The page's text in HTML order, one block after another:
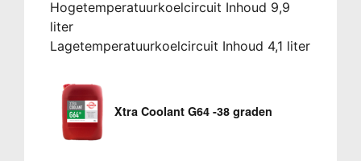
Hogetemperatuurkoelcircuit Inhoud 9,9
liter
Lagetemperatuurkoelcircuit Inhoud 4,1 liter
Xtra Coolant G64 -38 graden